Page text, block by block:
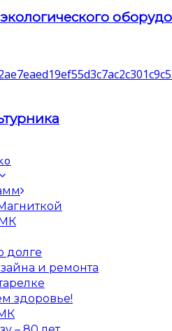
долге
и ремонта
здоровье!